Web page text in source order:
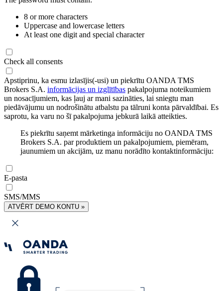
8 or more characters
Uppercase and lowercase letters
At least one digit and special character
Check all consents
Apstiprinu, ka esmu izlasījis(-usi) un piekrītu OANDA TMS
Brokers S.A. informācijas un izglītības pakalpojuma noteikumiem
un nosacījumiem, kas ļauj ar mani sazināties, lai sniegtu man
piedāvājumu un nodrošinātu atbalstu pa tālruni konta pārvaldībai. Es
saprotu, ka varu no šī pakalpojuma jebkurā laikā atteikties.
Es piekrītu saņemt mārketinga informāciju no OANDA TMS
Brokers S.A. par produktiem un pakalpojumiem, piemēram,
jaunumiem un akcijām, uz manu norādīto kontaktinformāciju:
E-pasta
SMS/MMS
ATVĒRT DEMO KONTU »